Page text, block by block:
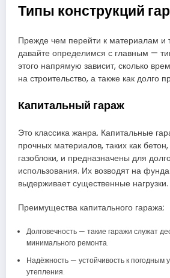
Типы конструкций
Прежде чем перейти к материалам и
давайте определимся с главным —
этого напрямую зависит, сколько
на строительство, а также как долго
Капитальный гараж
Это классика жанра. Капитальные
прочных материалов, таких как
газоблоки, и предназначены для
использования. Их возводят на
выдерживает существенные нагрузки.
Преимущества капитального гаража:
Долговечность — такие гаражи служат
минимального ремонта.
Надёжность — устойчивость к погодным
утепления.